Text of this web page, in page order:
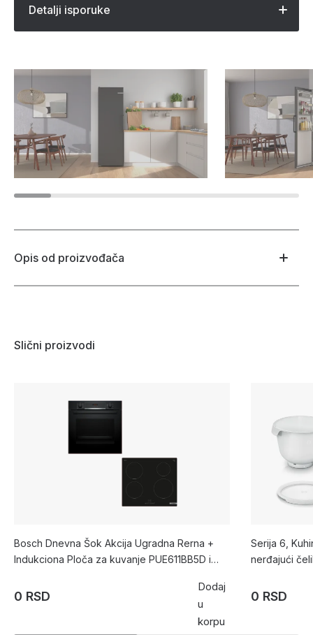
Detalji isporuke
Opis od proizvođača
Slični proizvodi
Bosch Dnevna Šok Akcija Ugradna Rerna +
Indukciona Ploča za kuvanje PUE611BB5D i
0 RSD
Dodaj
u
korpu
Serija 6,
nerđajući
0 RSD